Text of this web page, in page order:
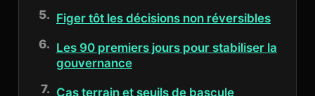
Figer tôt les décisions non réversibles
Les 90 premiers jours pour stabiliser la
gouvernance
Cas terrain et seuils de bascule